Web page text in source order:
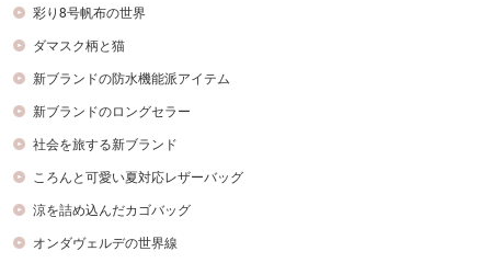
彩り8号帆布の世界
ダマスク柄と猫
新ブランドの防水機能派アイテム
新ブランドのロングセラー
社会を旅する新ブランド
ころんと可愛い夏対応レザーバッグ
涼を詰め込んだカゴバッグ
オンダヴェルデの世界線